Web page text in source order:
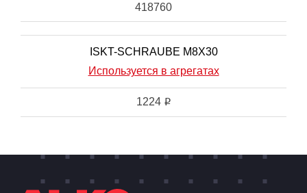
418760
ISKT-SCHRAUBE M8X30
Используется в агрегатах
1224 i